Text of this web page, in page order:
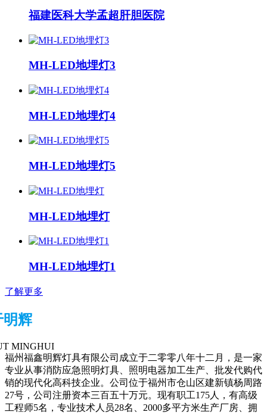
福建医科大学孟超肝胆医院
MH-LED地埋灯3
MH-LED地埋灯4
MH-LED地埋灯5
MH-LED地埋灯
MH-LED地埋灯1
了解更多
明辉
MINGHUI
福州福鑫明辉灯具有限公司成立于二零零八年十二月，是一家
专业从事消防应急照明灯具、照明电器加工生产、批发代购代
销的现代化高科技企业。公司位于福州市仓山区建新镇杨周路
27号，公司注册资本三百五十万元。现有职工175人，有高级
工程师5名，专业技术人员28名、2000多平方米生产厂房、拥